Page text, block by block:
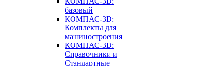
базовый
КОМПАС-3D:
Комплекты для
машиностроения
КОМПАС-3D:
Справочники и
Стандартные